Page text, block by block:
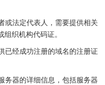
或法定代表人，需要提供相关
织机构代码证。
已经成功注册的域名的注册证
务器的详细信息，包括服务器